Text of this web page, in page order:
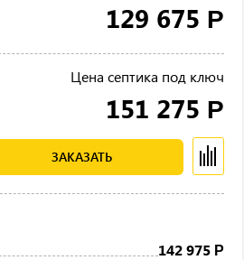
129 675 Р
Цена септика под ключ
151 275 Р
ЗАКАЗАТЬ
142 975 Р